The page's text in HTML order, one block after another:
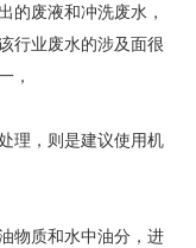
的废液和冲洗废水，
行业废水的涉及面很
，
理，则是建议使用机
物质和水中油分，进